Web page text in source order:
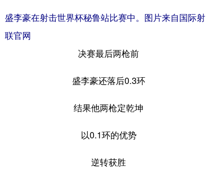
盛李豪在射击世界杯秘鲁站比赛中。图片来自国际射
联官网
决赛最后两枪前
盛李豪还落后0.3环
结果他两枪定乾坤
以0.1环的优势
逆转获胜